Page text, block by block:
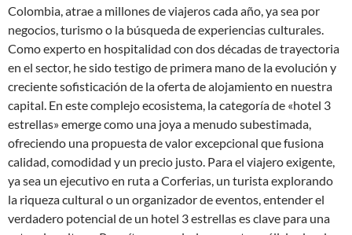
Colombia, atrae a millones de viajeros cada año, ya sea por
negocios, turismo o la búsqueda de experiencias culturales.
Como experto en hospitalidad con dos décadas de trayectoria
en el sector, he sido testigo de primera mano de la evolución y
creciente sofisticación de la oferta de alojamiento en nuestra
capital. En este complejo ecosistema, la categoría de «hotel 3
estrellas» emerge como una joya a menudo subestimada,
ofreciendo una propuesta de valor excepcional que fusiona
calidad, comodidad y un precio justo. Para el viajero exigente,
ya sea un ejecutivo en ruta a Corferias, un turista explorando
la riqueza cultural o un organizador de eventos, entender el
verdadero potencial de un hotel 3 estrellas es clave para una